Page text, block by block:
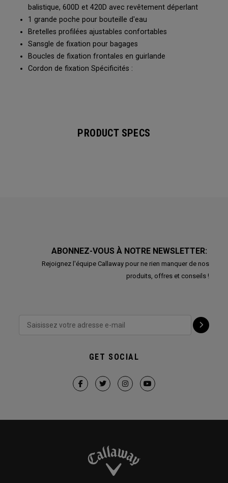
balistique, 600D et 420D avec revêtement déperlant
1 grande poche pour bouteille d'eau
Bretelles profilées ajustables confortables
Sansgle de fixation pour bagages
Boucles de fixation frontales en guirlande
Cordon de fixation Spécificités :
PRODUCT SPECS
ABONNEZ-VOUS À NOTRE NEWSLETTER:
Rejoignez l'équipe Callaway pour ne rien manquer de nos
produits, offres et conseils !
GET SOCIAL